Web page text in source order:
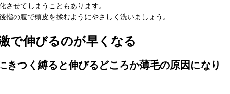
せてしまうこともあります。
の腹で頭皮を揉むようにやさしく洗いましょう。
で伸びるのが早くなる
つく縛ると伸びるどころか薄毛の原因になり